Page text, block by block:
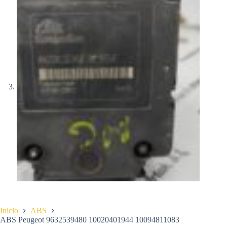
Inicio
ABS
ABS Peugeot 9632539480 10020401944 10094811083